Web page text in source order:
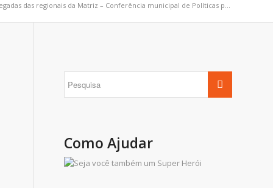
das regionais da Matriz – Conferência municipal de Políticas p...
Como Ajudar